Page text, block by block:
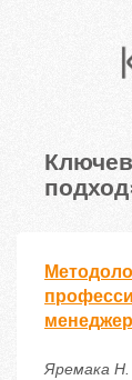
Яремака